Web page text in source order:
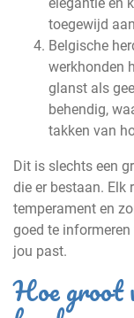
toegewijd
Belgische
werkhonden
glanst als
behendig,
takken van
Dit is slechts een
die er bestaan. Elk
temperament en
goed te
jou past.
Hoe groot